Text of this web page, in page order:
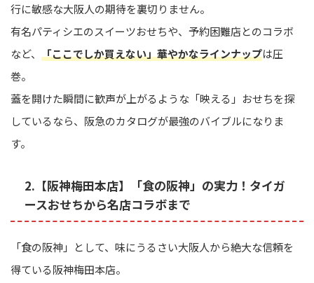
行に敏感な大阪人の期待を裏切りません。
有名パティシエのスイーツおせちや、予約困難店とのコラボ
など、 「ここでしか買えない」華やかなラインナップは圧
巻。
蓋を開けた瞬間に歓声が上がるような「映える」おせちを探
しているなら、阪急のカタログが最強のバイブルになりま
す。
2.【阪神梅田本店】「食の阪神」の実力！タイガ
ースおせちから名店コラボまで
「食の阪神」として、味にうるさい大阪人から絶大な信頼を
得ている阪神梅田本店。